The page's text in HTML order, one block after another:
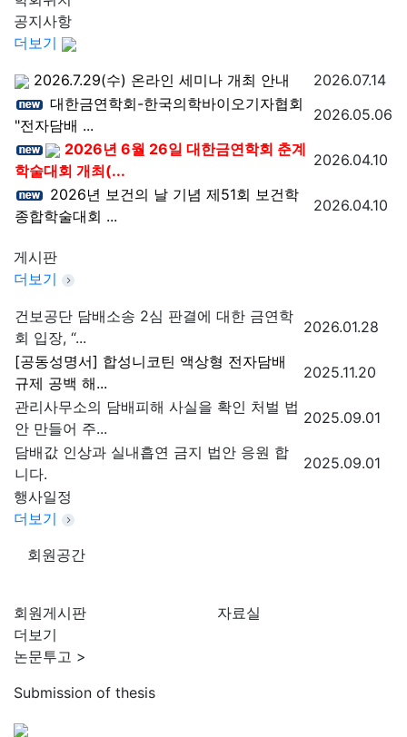
공지사항
더보기
2026.7.29(수) 온라인 세미나 개최 안내
2026.07.14
대한금연학회-한국의학바이오기자협회
"전자담배 ...
2026.05.06
2026년 6월 26일 대한금연학회 춘계
학술대회 개최(...
2026.04.10
2026년 보건의 날 기념 제51회 보건학
종합학술대회 ...
2026.04.10
게시판
더보기
건보공단 담배소송 2심 판결에 대한 금연학
회 입장, “...
2026.01.28
[공동성명서] 합성니코틴 액상형 전자담배
규제 공백 해...
2025.11.20
관리사무소의 담배피해 사실을 확인 처벌 법
안 만들어 주...
2025.09.01
담배값 인상과 실내흡연 금지 법안 응원 합
니다.
2025.09.01
행사일정
더보기
회원공간
회원게시판
자료실
더보기
논문투고 >
Submission of thesis